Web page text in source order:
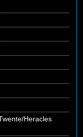
Heracles